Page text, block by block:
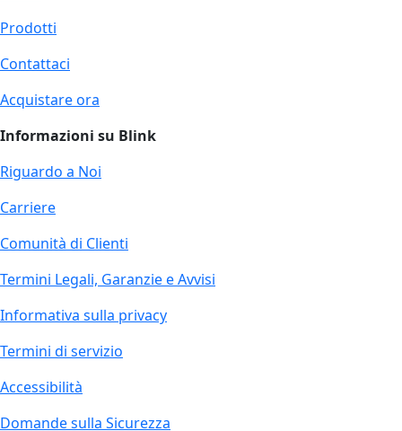
Prodotti
Contattaci
Acquistare ora
Informazioni su Blink
Riguardo a Noi
Carriere
Comunità di Clienti
Termini Legali, Garanzie e Avvisi
Informativa sulla privacy
Termini di servizio
Accessibilità
Domande sulla Sicurezza